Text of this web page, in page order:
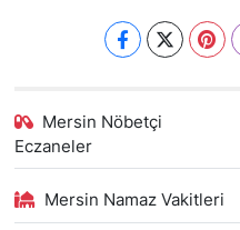
Mersin Nöbetçi
Eczaneler
Mersin Namaz Vakitleri